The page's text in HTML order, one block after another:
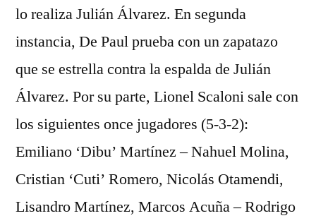
lo realiza Julián Álvarez. En segunda
instancia, De Paul prueba con un zapatazo
que se estrella contra la espalda de Julián
Álvarez. Por su parte, Lionel Scaloni sale con
los siguientes once jugadores (5-3-2):
Emiliano ‘Dibu’ Martínez – Nahuel Molina,
Cristian ‘Cuti’ Romero, Nicolás Otamendi,
Lisandro Martínez, Marcos Acuña – Rodrigo